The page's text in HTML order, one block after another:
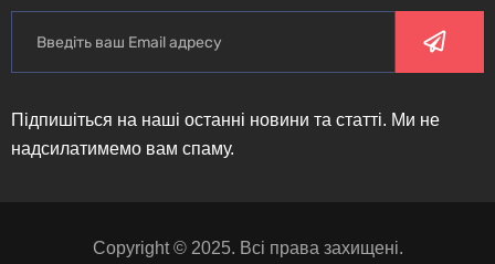
Підпишіться на наші останні новини та статті. Ми не
надсилатимемо вам спаму.
Copyright © 2025. Всі права захищені.